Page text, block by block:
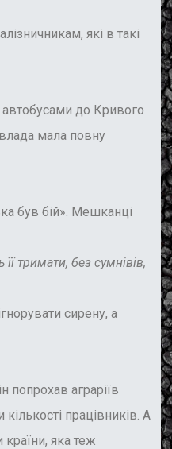
які в такі
автобусами до Кривого
мала повну
був бій». Мешканці
тримати, без сумнівів,
сирену, а
попрохав аграріїв
працівників. А
яка теж